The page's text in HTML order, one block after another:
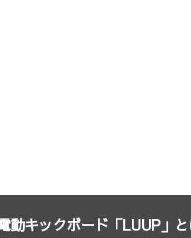
動キックボード「LUUP」